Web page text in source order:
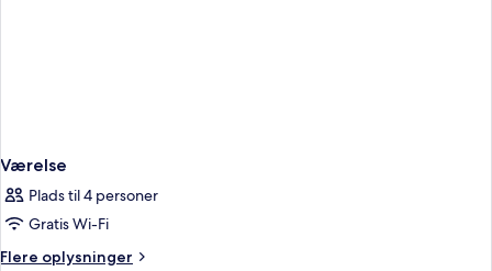
Værelse
Plads til 4 personer
Gratis Wi-Fi
Flere oplysninger
Flere